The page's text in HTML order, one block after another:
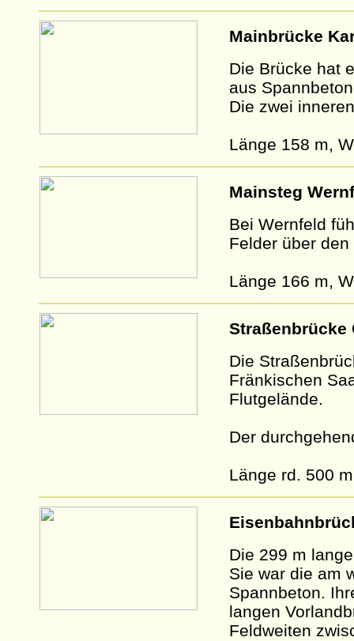
Mainbrücke
Die Brücke hat
aus
Die zwei
Länge 158 m,
Mainsteg
Bei Wernfeld
Felder über den
Länge 166 m,
Straßenbrücke
Die
Fränkischen
Flutgelände.
Der
Länge rd. 500 m
Die 299 m
Sie war die am
Spannbeton.
langen
Feldweiten